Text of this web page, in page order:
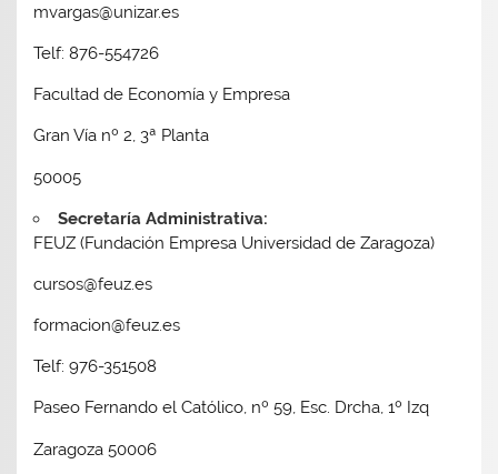
mvargas@unizar.es
Telf: 876-554726
Facultad de Economía y Empresa
Gran Vía nº 2, 3ª Planta
50005
Secretaría Administrativa:
FEUZ (Fundación Empresa Universidad de Zaragoza)
cursos@feuz.es
formacion@feuz.es
Telf: 976-351508
Paseo Fernando el Católico, nº 59, Esc. Drcha, 1º Izq
Zaragoza 50006